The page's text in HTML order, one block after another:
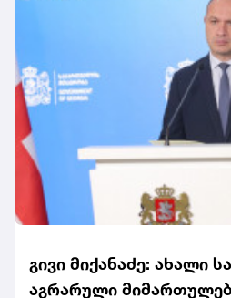
გივი მიქანაძე: ახალი
აგრარული